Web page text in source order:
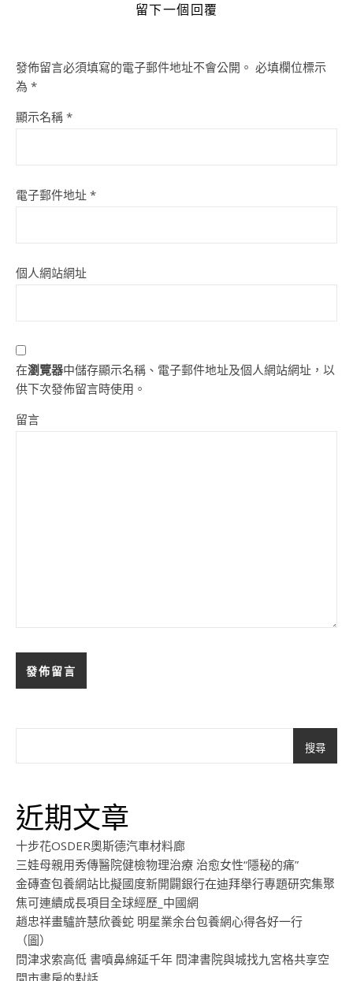
留下一個回覆
發佈留言必須填寫的電子郵件地址不會公開。 必填欄位標示
為 *
顯示名稱 *
電子郵件地址 *
個人網站網址
在瀏覽器中儲存顯示名稱、電子郵件地址及個人網站網址，以
供下次發佈留言時使用。
留言
搜尋
近期文章
十步花OSDER奧斯德汽車材料廊
三娃母親用秀傳醫院健檢物理治療 治愈女性“隱秘的痛”
金磚查包養網站比擬國度新開闢銀行在迪拜舉行專題研究集聚
焦可連續成長項目全球經歷_中國網
趙忠祥畫驢許慧欣養蛇 明星業余台包養網心得各好一行
（圖）
問津求索高低 書噴鼻綿延千年 問津書院與城找九宮格共享空
間市書房的對話